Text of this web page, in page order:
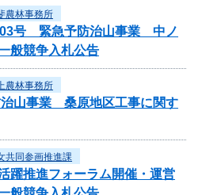
農林事務所
号 緊急予防治山事業 中ノ
般競争入札公告
農林事務所
治山事業 桑原地区工事に関す
共同参画推進課
躍推進フォーラム開催・運営